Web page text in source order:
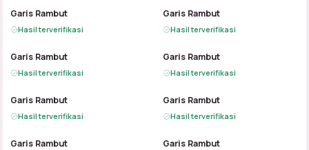
B
Garis Rambut
Hasil terverifikasi
B
Garis Rambut
Hasil terverifikasi
B
Garis Rambut
Hasil terverifikasi
B
Garis Rambut
Hasil terverifikasi
B
Garis Rambut
Hasil terverifikasi
B
Garis Rambut
Hasil terverifikasi
B
Garis Rambut B
Garis Rambut